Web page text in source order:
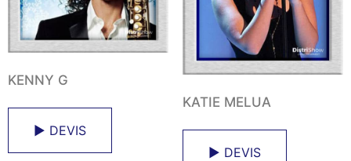
KENNY G
► DEVIS
KATIE MELUA
► DEVIS